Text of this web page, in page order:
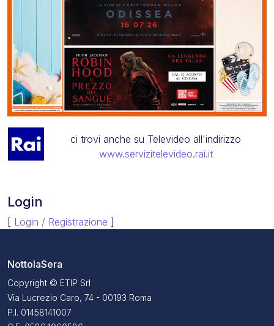
ci trovi anche su Televideo all'indirizzo
www.servizitelevideo.rai.it
Login
[ Login / Registrazione ]
NottolaSera
Copyright © ETIP Srl
Via Lucrezio Caro, 74 - 00193 Roma
P.I. 01458141007